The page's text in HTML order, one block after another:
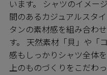
います。 シャツのイメー
間のあるカジュアルスタ
タンの素材感を組み合わ
す。 天然素材「貝」や「
感もしっかりシャツ全体
上のものづくりをこだわっ